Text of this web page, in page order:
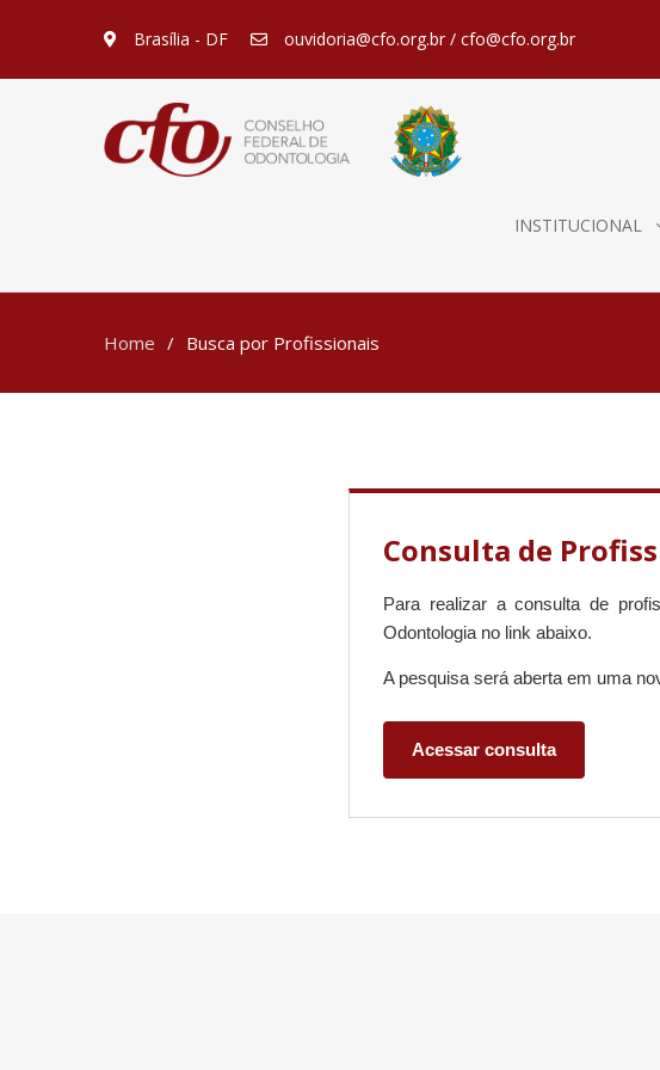
Brasília - DF ouvidoria@cfo.org.br / cfo@cfo.org.br
INSTITUCIONAL
Home Busca por Profissionais
Consulta de
Para realizar a consulta de
Odontologia no link abaixo.
A pesquisa será aberta em uma
Acessar consulta